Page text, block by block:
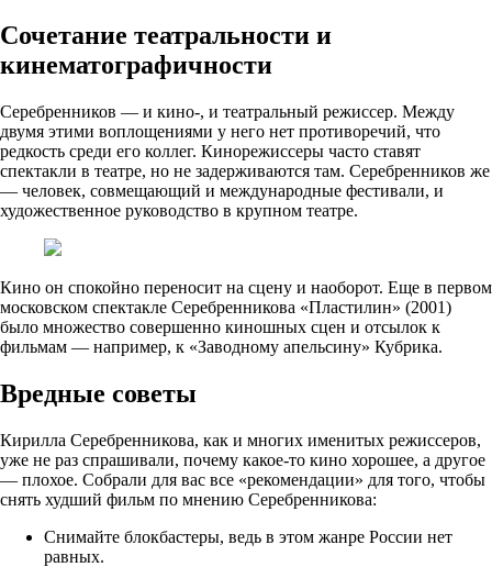
Сочетание театральности и
кинематографичности
Серебренников — и кино-, и театральный режиссер. Между
двумя этими воплощениями у него нет противоречий, что
редкость среди его коллег. Кинорежиссеры часто ставят
спектакли в театре, но не задерживаются там. Серебренников же
— человек, совмещающий и международные фестивали, и
художественное руководство в крупном театре.
Кино он спокойно переносит на сцену и наоборот. Еще в первом
московском спектакле Серебренникова «Пластилин» (2001)
было множество совершенно киношных сцен и отсылок к
фильмам — например, к «Заводному апельсину» Кубрика.
Вредные советы
Кирилла Серебренникова, как и многих именитых режиссеров,
уже не раз спрашивали, почему какое-то кино хорошее, а другое
— плохое. Собрали для вас все «рекомендации» для того, чтобы
снять худший фильм по мнению Серебренникова:
Снимайте блокбастеры, ведь в этом жанре России нет
равных.